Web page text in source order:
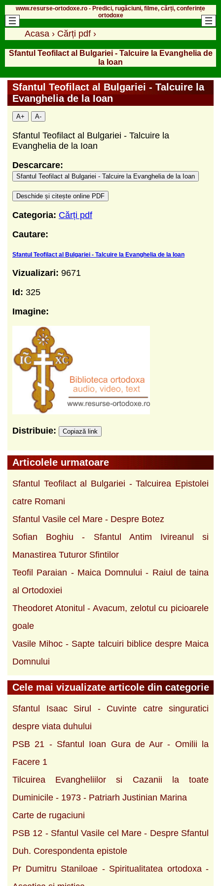
www.resurse-ortodoxe.ro - Predici, rugăciuni, filme, cărți, conferințe
ortodoxe
Acasa › Cărți pdf ›
Sfantul Teofilact al Bulgariei - Talcuire la Evanghelia de
la Ioan
Sfantul Teofilact al Bulgariei - Talcuire la
Evanghelia de la Ioan
A+ A-
Sfantul Teofilact al Bulgariei - Talcuire la
Evanghelia de la Ioan
Descarcare:
Sfantul Teofilact al Bulgariei - Talcuire la Evanghelia de la Ioan
Deschide și citește online PDF
Categoria: Cărți pdf
Cautare:
Sfantul Teofilact al Bulgariei - Talcuire la Evanghelia de la Ioan
Vizualizari: 9671
Id: 325
Imagine:
Distribuie: Copiază link
Articolele urmatoare
Sfantul Teofilact al Bulgariei - Talcuirea Epistolei
catre Romani
Sfantul Vasile cel Mare - Despre Botez
Sofian Boghiu - Sfantul Antim Ivireanul si
Manastirea Tuturor Sfintilor
Teofil Paraian - Maica Domnului - Raiul de taina
al Ortodoxiei
Theodoret Atonitul - Avacum, zelotul cu picioarele
goale
Vasile Mihoc - Sapte talcuiri biblice despre Maica
Domnului
Cele mai vizualizate articole din categorie
Sfantul Isaac Sirul - Cuvinte catre singuratici
despre viata duhului
PSB 21 - Sfantul Ioan Gura de Aur - Omilii la
Facere 1
Tilcuirea Evangheliilor si Cazanii la toate
Duminicile - 1973 - Patriarh Justinian Marina
Carte de rugaciuni
PSB 12 - Sfantul Vasile cel Mare - Despre Sfantul
Duh. Corespondenta epistole
Pr Dumitru Staniloae - Spiritualitatea ortodoxa -